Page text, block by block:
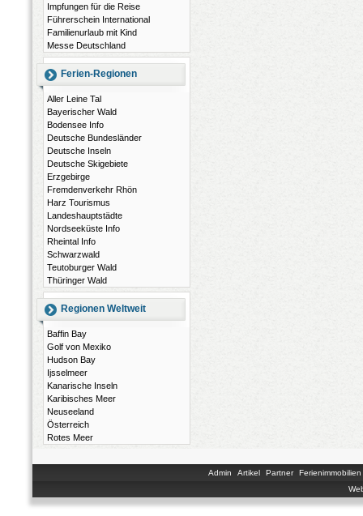
Impfungen für die Reise
Führerschein International
Familienurlaub mit Kind
Messe Deutschland
Ferien-Regionen
Aller Leine Tal
Bayerischer Wald
Bodensee Info
Deutsche Bundesländer
Deutsche Inseln
Deutsche Skigebiete
Erzgebirge
Fremdenverkehr Rhön
Harz Tourismus
Landeshauptstädte
Nordseeküste Info
Rheintal Info
Schwarzwald
Teutoburger Wald
Thüringer Wald
Regionen Weltweit
Baffin Bay
Golf von Mexiko
Hudson Bay
Ijsselmeer
Kanarische Inseln
Karibisches Meer
Neuseeland
Österreich
Rotes Meer
Admin Artikel Partner
Ferienimmobilien